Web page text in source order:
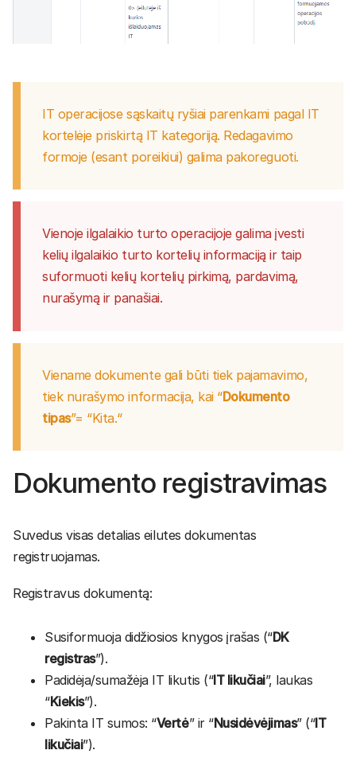
IT operacijose sąskaitų ryšiai parenkami pagal IT
kortelėje priskirtą IT kategoriją. Redagavimo
formoje (esant poreikiui) galima pakoreguoti.
Vienoje ilgalaikio turto operacijoje galima įvesti
kelių ilgalaikio turto kortelių informaciją ir taip
suformuoti kelių kortelių pirkimą, pardavimą,
nurašymą ir panašiai.
Viename dokumente gali būti tiek pajamavimo,
tiek nurašymo informacija, kai “Dokumento
tipas”= “Kita.“
Dokumento registravimas
Suvedus visas detalias eilutes dokumentas
registruojamas.
Registravus dokumentą:
Susiformuoja didžiosios knygos įrašas (“DK
registras”).
Padidėja/sumažėja IT likutis (“IT likučiai”, laukas
“Kiekis”).
Pakinta IT sumos: “Vertė” ir “Nusidėvėjimas” (“IT
likučiai”).